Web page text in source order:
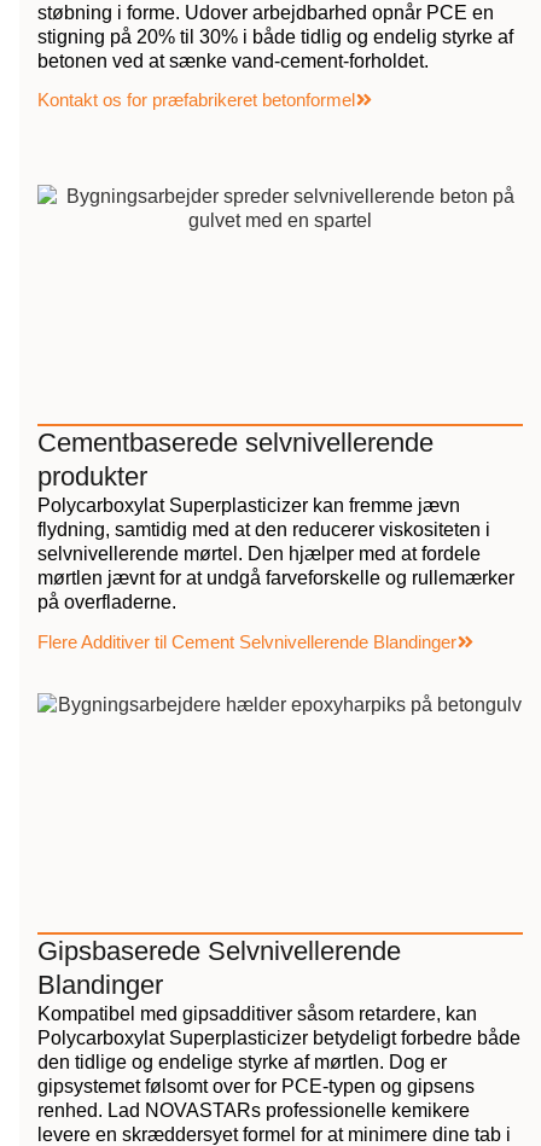
støbning i forme. Udover arbejdbarhed opnår PCE en
stigning på 20% til 30% i både tidlig og endelig styrke af
betonen ved at sænke vand-cement-forholdet.
Kontakt os for præfabrikeret betonformel
Cementbaserede selvnivellerende
produkter
Polycarboxylat Superplasticizer kan fremme jævn
flydning, samtidig med at den reducerer viskositeten i
selvnivellerende mørtel. Den hjælper med at fordele
mørtlen jævnt for at undgå farveforskelle og rullemærker
på overfladerne.
Flere Additiver til Cement Selvnivellerende Blandinger
Gipsbaserede Selvnivellerende
Blandinger
Kompatibel med gipsadditiver såsom retardere, kan
Polycarboxylat Superplasticizer betydeligt forbedre både
den tidlige og endelige styrke af mørtlen. Dog er
gipsystemet følsomt over for PCE-typen og gipsens
renhed. Lad NOVASTARs professionelle kemikere
levere en skræddersyet formel for at minimere dine tab i